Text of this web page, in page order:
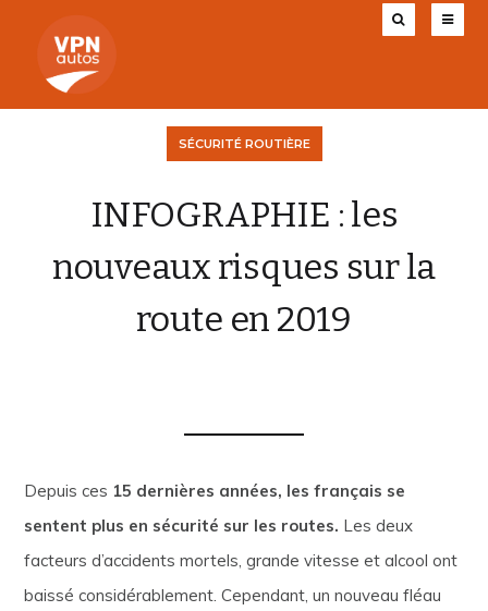
SÉCURITÉ ROUTIÈRE
INFOGRAPHIE : les
nouveaux risques sur la
route en 2019
Depuis ces 15 dernières années, les français se
sentent plus en sécurité sur les routes. Les deux
facteurs d’accidents mortels, grande vitesse et alcool ont
baissé considérablement. Cependant, un nouveau fléau